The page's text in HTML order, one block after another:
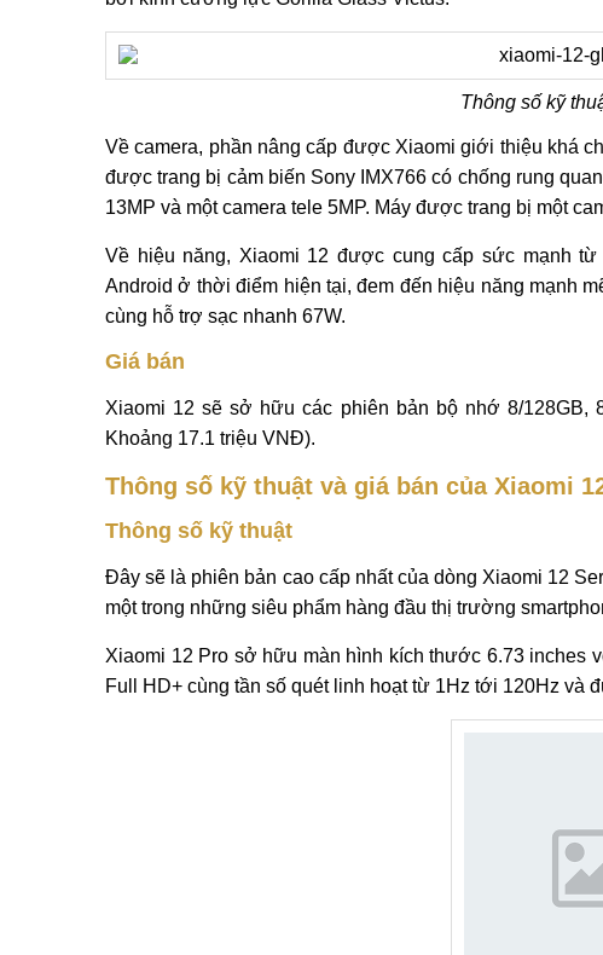
Thông số kỹ
Về camera, phần nâng cấp được Xiaomi giới thiệu khá
được trang bị cảm biến Sony IMX766 có chống rung
13MP và một camera tele 5MP. Máy được trang bị một
Về hiệu năng, Xiaomi 12 được cung cấp sức mạnh
Android ở thời điểm hiện tại, đem đến hiệu năng mạnh
cùng hỗ trợ sạc nhanh 67W.
Giá bán
Xiaomi 12 sẽ sở hữu các phiên bản bộ nhớ 8/
Khoảng 17.1 triệu VNĐ).
Thông số kỹ thuật và giá bán của Xiaomi
Thông số kỹ thuật
Đây sẽ là phiên bản cao cấp nhất của dòng Xiaomi 12
một trong những siêu phẩm hàng đầu thị trường
Xiaomi 12 Pro sở hữu màn hình kích thước 6.73 inches
Full HD+ cùng tần số quét linh hoạt từ 1Hz tới 120Hz